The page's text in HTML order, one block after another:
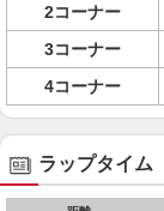
2コーナー
3コーナー
4コーナー
ラップタイム